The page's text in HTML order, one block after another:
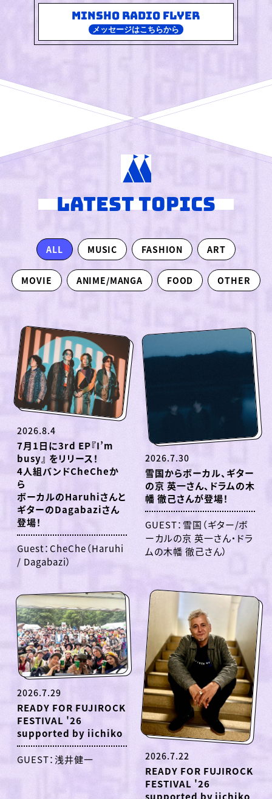
MINSHO RADIO FLYER
メッセージはこちらから
LATEST TOPICS
ALL MUSIC FASHION ART
MOVIE ANIME/MANGA FOOD OTHER
2026.8.4
7月1日に3rd EP『I’m
busy』 をリリース！
4人組バンドCheCheか
ら
ボーカルのHaruhiさんと
ギターのDagabaziさん
登場！
Guest：CheChe（Haruhi
/ Dagabazi）
2026.7.30
雪国からボーカル、ギター
の京 英一さん、ドラムの木
幡 徹己さんが登場！
GUEST：雪国（ギター/ボ
ーカルの京 英一さん・ドラ
ムの木幡 徹己さん）
2026.7.29
READY FOR FUJIROCK
FESTIVAL '26
supported by iichiko
GUEST：浅井健一 2026.7.22
READY FOR FUJIROCK
FESTIVAL '26
supported by iichiko